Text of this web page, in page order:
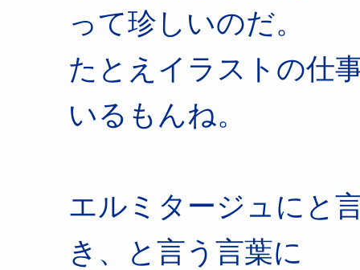
って珍しいのだ。
たとえイラストの仕
いるもんね。
エルミタージュにと
き、と言う言葉に